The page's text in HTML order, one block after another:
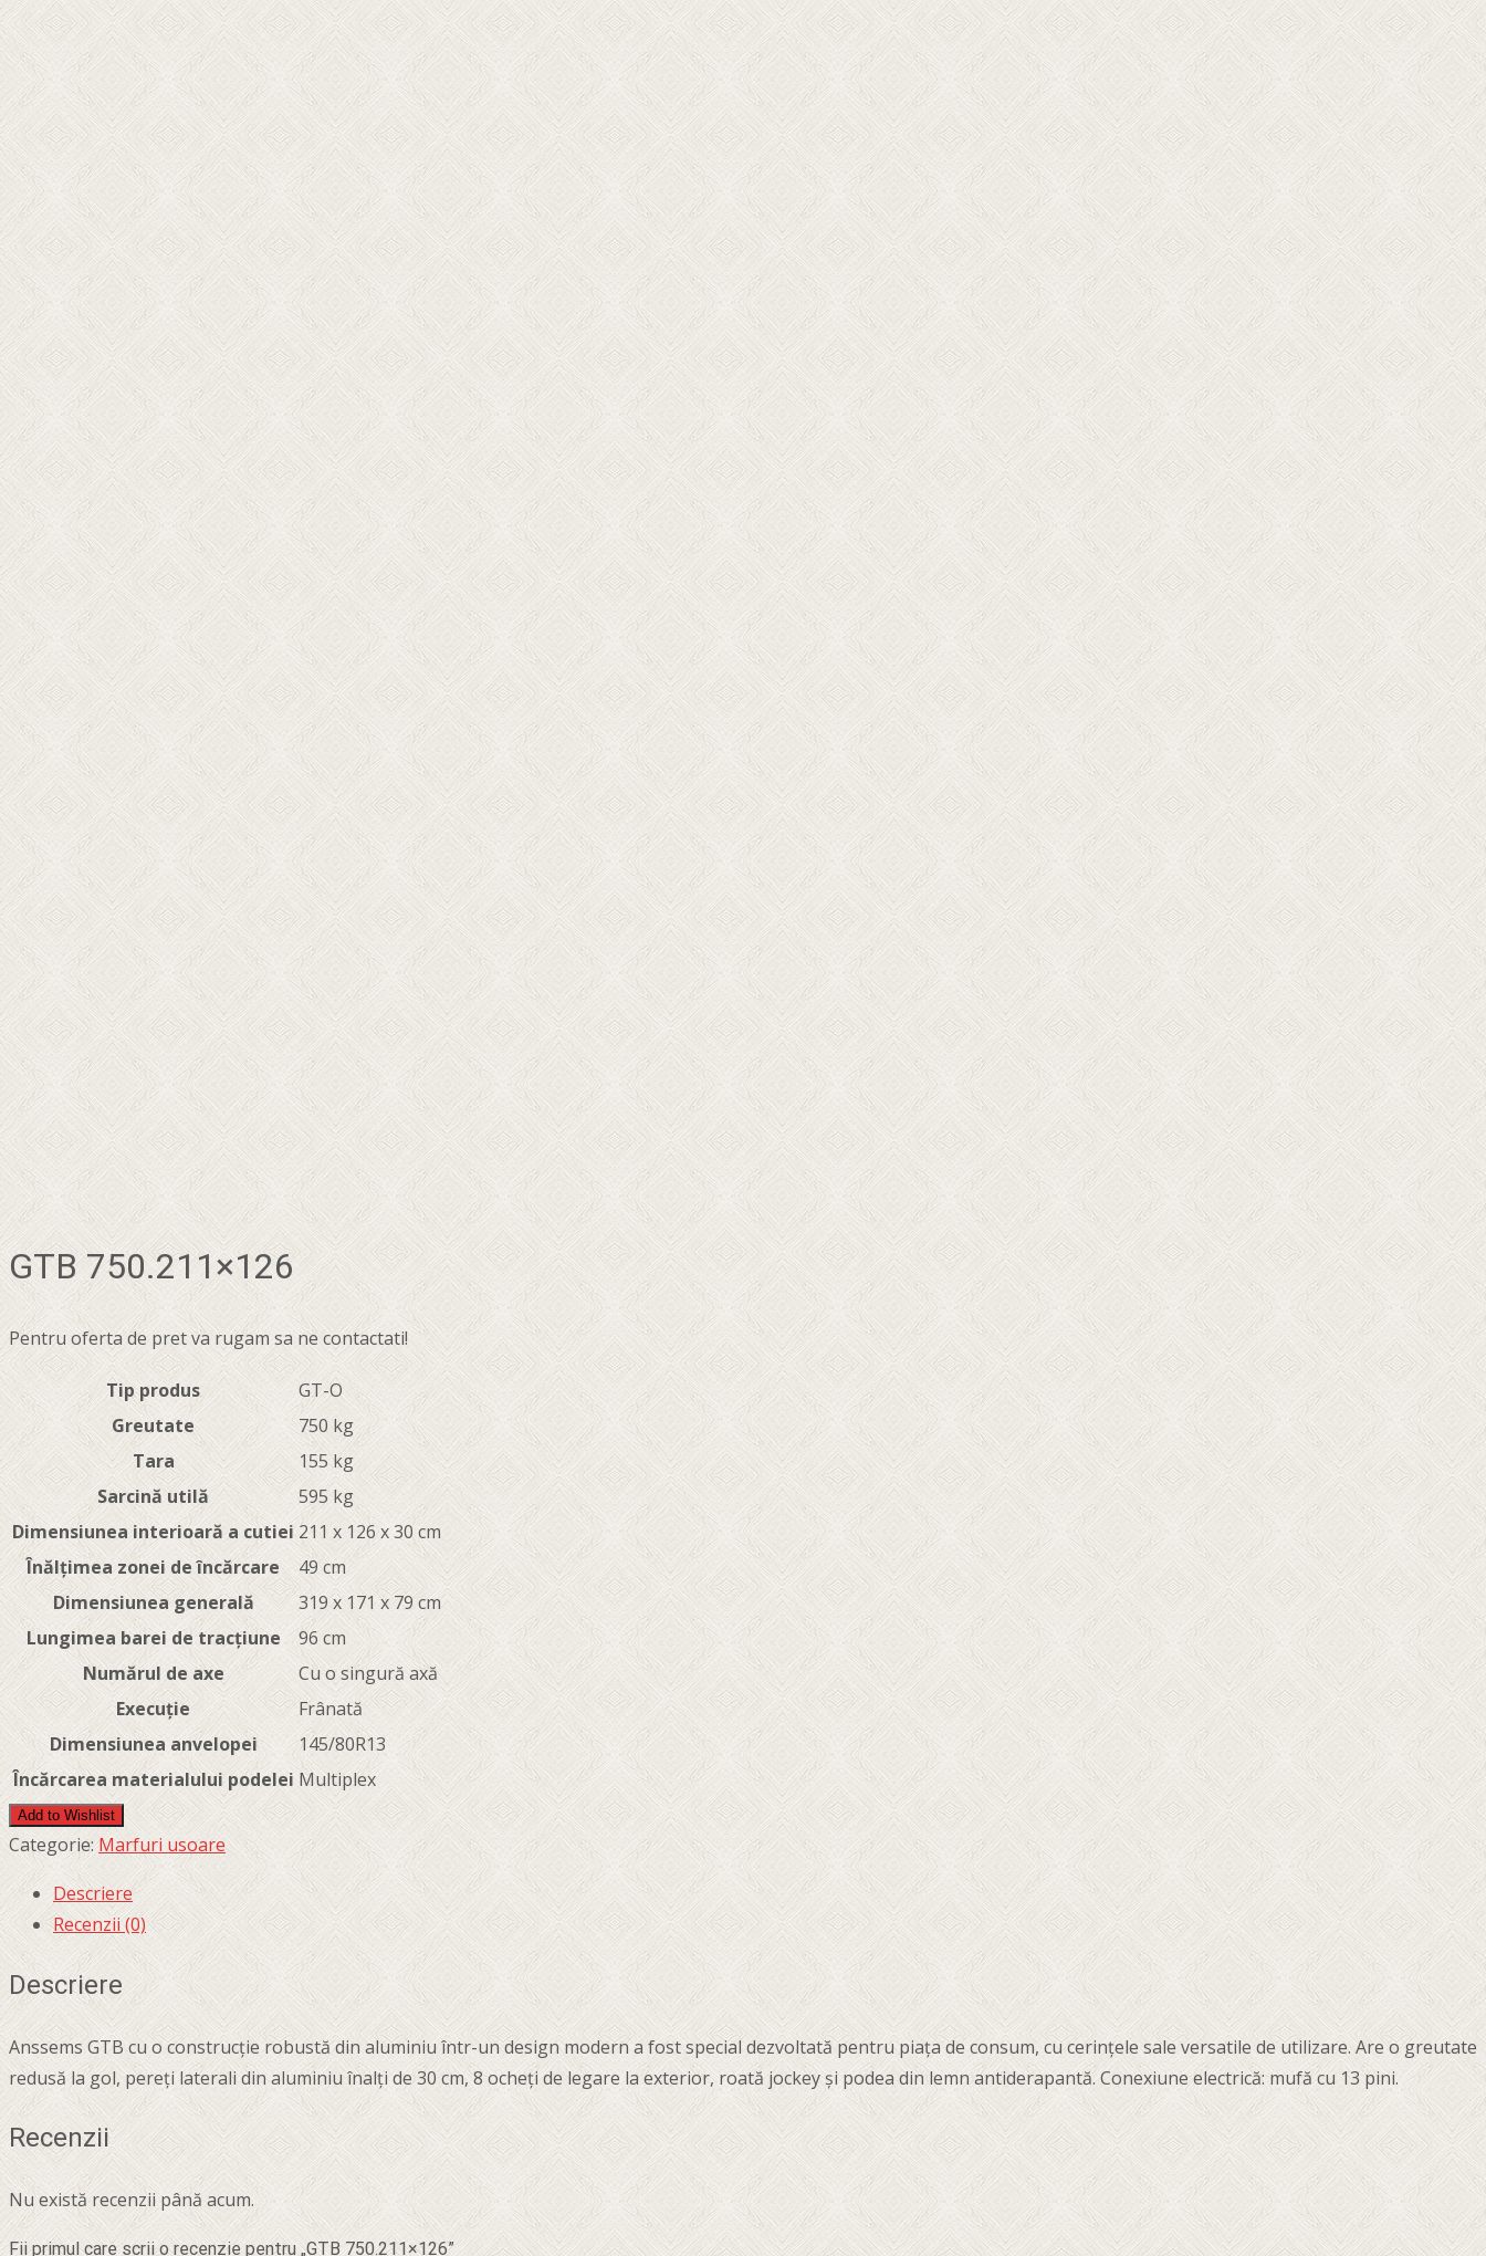
GTB 750.211×126
Pentru oferta de pret va rugam sa ne contactati!
Tip produs
GT-O
Greutate
750 kg
Tara
155 kg
Sarcină utilă
595 kg
Dimensiunea interioară a cutiei 211 x 126 x 30 cm
Înălțimea zonei de încărcare
49 cm
Dimensiunea generală
319 x 171 x 79 cm
Lungimea barei de tracțiune
96 cm
Numărul de axe
Cu o singură axă
Execuție
Frânată
Dimensiunea anvelopei
145/80R13
Încărcarea materialului podelei Multiplex
Add to Wishlist
Categorie:Marfuri usoare
Descriere
Recenzii (0)
Descriere
Anssems GTB cu o construcție robustă din aluminiu într-un design modern a fost special dezvoltată pentru piața de consum, cu cerințele sale versatile de utilizare. Are o greutate
redusă la gol, pereți laterali din aluminiu înalți de 30 cm, 8 ocheți de legare la exterior, roată jockey și podea din lemn antiderapantă. Conexiune electrică: mufă cu 13 pini.
Recenzii
Nu există recenzii până acum.
Fii primul care scrii o recenzie pentru „GTB 750.211×126”